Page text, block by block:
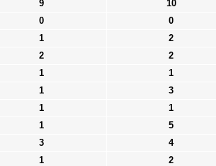
9 10
0 0
1 2
2 2
1 1
1 3
1 1
1 5
3 4
1 2